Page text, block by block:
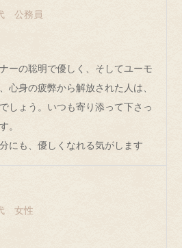
公務員
ーの聡明で優しく、そしてユーモ
心身の疲弊から解放された人は、
しょう。いつも寄り添って下さっ
。
にも、優しくなれる気がします
女性